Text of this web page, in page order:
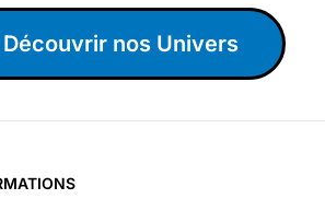
Découvrir nos Univers